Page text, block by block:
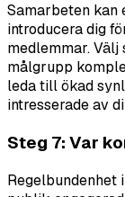
Samarbeten kan
introducera dig
medlemmar.
målgrupp
leda till ökad
intresserade av
Steg 7: Var